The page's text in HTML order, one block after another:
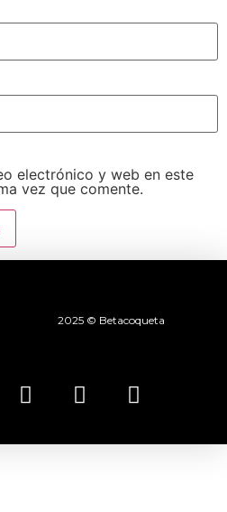
electrónico y web en este
vez que comente.
2025 © Betacoqueta